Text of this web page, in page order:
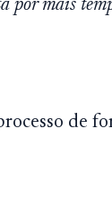
por mais
de